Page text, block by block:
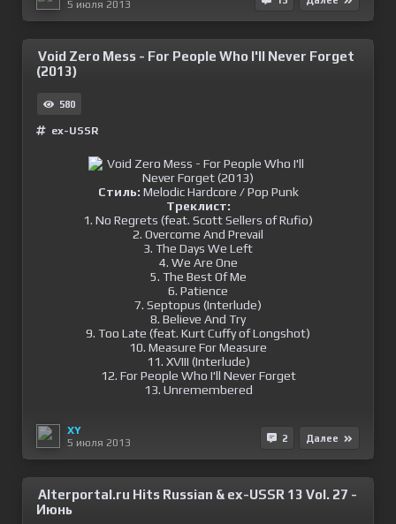
5 июля 2013
Void Zero Mess - For People Who I'll Never Forget
(2013)
580
ex-USSR
Стиль: Melodic Hardcore / Pop Punk
Треклист:
1. No Regrets (feat. Scott Sellers of Rufio)
2. Overcome And Prevail
3. The Days We Left
4. We Are One
5. The Best Of Me
6. Patience
7. Septopus (Interlude)
8. Believe And Try
9. Too Late (feat. Kurt Cuffy of Longshot)
10. Measure For Measure
11. XVIII (Interlude)
12. For People Who I'll Never Forget
13. Unremembered
XY
5 июля 2013
2 Далее
Alterportal.ru Hits Russian & ex-USSR 13 Vol. 27 -
Июнь